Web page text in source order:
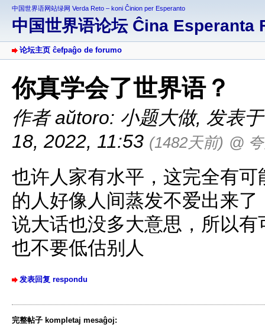
中国世界语网站绿网 Verda Reto – koni Ĉinion per Esperanto
中国世界语论坛 Ĉina Esperanta
论坛主页 ĉefpaĝo de forumo
你真学会了世界语？
作者 aŭtoro: 小题大做, 发表
18, 2022, 11:53 (1482天前) @
也许人家有水平，这完全有
的人好像人间蒸发不爱出来
说大话也没多大意思，所以
也不要低估别人
发表回复 respondu
完整帖子 kompletaj mesaĝoj: